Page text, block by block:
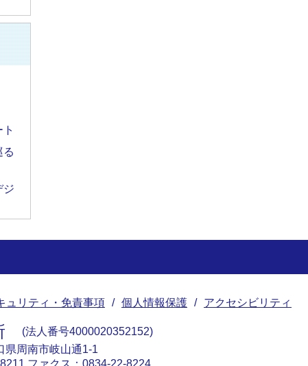
る
ジ
ュリティ・免責事項 個人情報保護 アクセシビリティ
法人番号4000020352152
県周南市岐山通1-1
ファクス：0834-22-8224